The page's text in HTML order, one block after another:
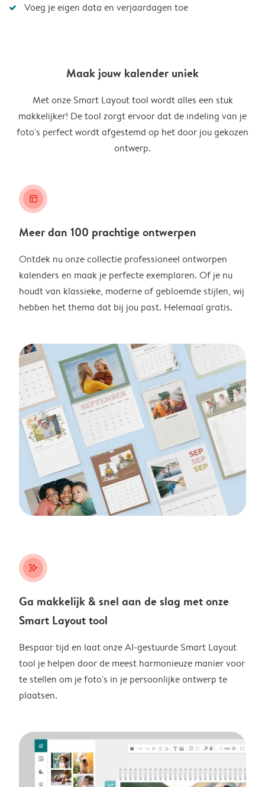
Voeg je eigen data en verjaardagen toe
Maak jouw kalender uniek
Met onze Smart Layout tool wordt alles een stuk
makkelijker! De tool zorgt ervoor dat de indeling van je
foto's perfect wordt afgestemd op het door jou gekozen
ontwerp.
layout_alt
Meer dan 100 prachtige ontwerpen
Ontdek nu onze collectie professioneel ontworpen
kalenders en maak je perfecte exemplaren. Of je nu
houdt van klassieke, moderne of gebloemde stijlen, wij
hebben het thema dat bij jou past. Helemaal gratis.
stars_plus
Ga makkelijk & snel aan de slag met onze
Smart Layout tool
Bespaar tijd en laat onze AI-gestuurde Smart Layout
tool je helpen door de meest harmonieuze manier voor
te stellen om je foto's in je persoonlijke ontwerp te
plaatsen.